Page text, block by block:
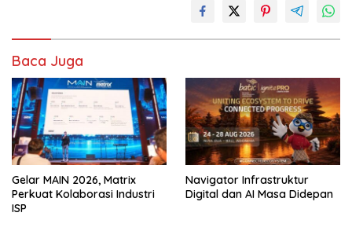
Baca Juga
Gelar MAIN 2026, Matrix
Perkuat Kolaborasi Industri
ISP
Navigator Infrastruktur
Digital dan AI Masa Didepan